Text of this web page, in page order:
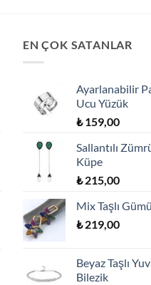
EN ÇOK SATANLAR
Ayarlanabilir
Ucu Yüzük
₺159,00
Sallantılı
Küpe
₺215,00
Mix Taşlı
₺219,00
Beyaz Taşlı
Bilezik